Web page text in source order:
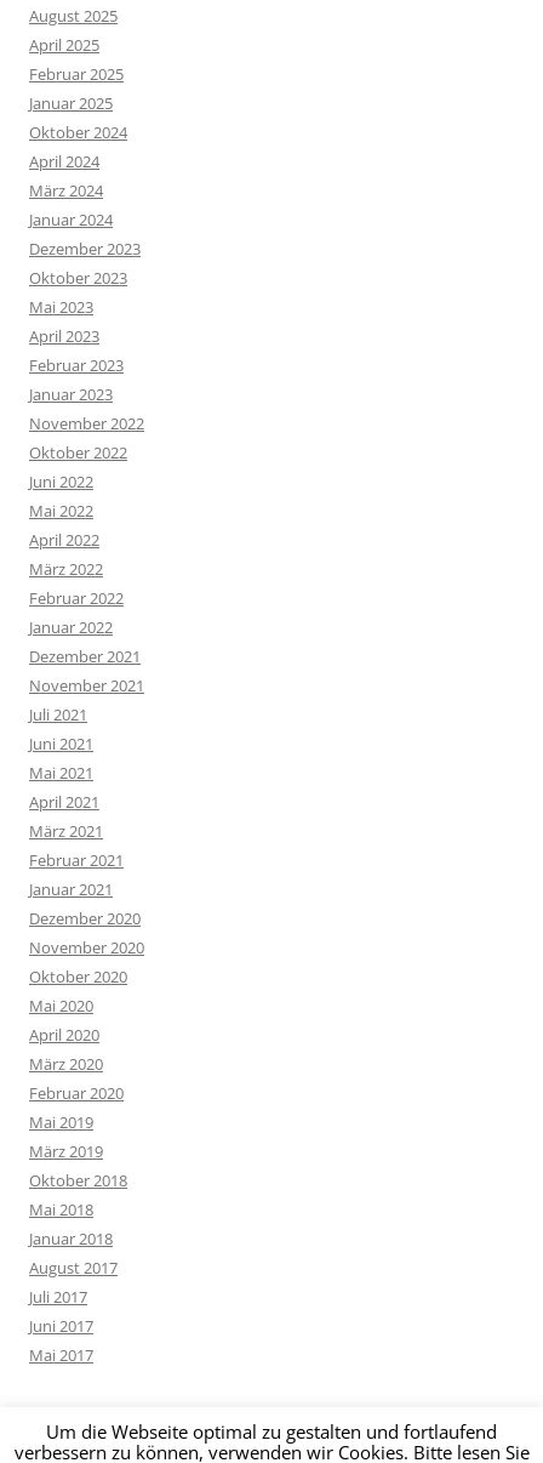
August 2025
April 2025
Februar 2025
Januar 2025
Oktober 2024
April 2024
März 2024
Januar 2024
Dezember 2023
Oktober 2023
Mai 2023
April 2023
Februar 2023
Januar 2023
November 2022
Oktober 2022
Juni 2022
Mai 2022
April 2022
März 2022
Februar 2022
Januar 2022
Dezember 2021
November 2021
Juli 2021
Juni 2021
Mai 2021
April 2021
März 2021
Februar 2021
Januar 2021
Dezember 2020
November 2020
Oktober 2020
Mai 2020
April 2020
März 2020
Februar 2020
Mai 2019
März 2019
Oktober 2018
Mai 2018
Januar 2018
August 2017
Juli 2017
Juni 2017
Mai 2017
Um die Webseite optimal zu gestalten und fortlaufend
verbessern zu können, verwenden wir Cookies. Bitte lesen Sie